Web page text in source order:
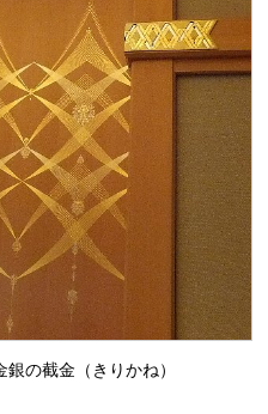
の截金（きりかね）